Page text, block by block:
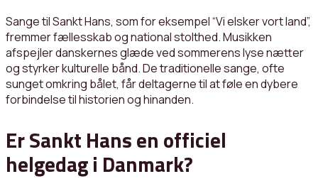
Sange til Sankt Hans, som for eksempel “Vi elsker vort land”,
fremmer fællesskab og national stolthed. Musikken
afspejler danskernes glæde ved sommerens lyse nætter
og styrker kulturelle bånd. De traditionelle sange, ofte
sunget omkring bålet, får deltagerne til at føle en dybere
forbindelse til historien og hinanden.
Er Sankt Hans en officiel
helgedag i Danmark?